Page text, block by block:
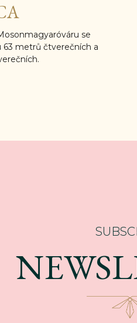
se
metrů čtverečních a